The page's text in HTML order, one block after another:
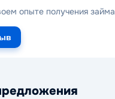
опыте получения займа